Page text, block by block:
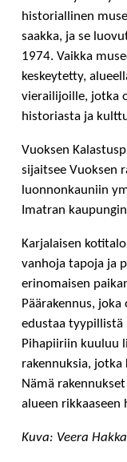
historiallinen
saakka, ja se
1974. Vaikka
keskeytetty,
vierailijoille, jotka
historiasta ja
Vuoksen
sijaitsee Vuoksen
luonnonkauniin
Imatran
Karjalaisen
vanhoja tapoja ja
erinomaisen
Päärakennus,
edustaa tyypillistä
Pihapiiriin kuuluu
rakennuksia,
Nämä
alueen
Kuva: Veera